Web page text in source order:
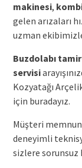
makinesi,
gelen arızaları
uzman
Buzdolabı
servisi
Kozyatağı
için buradayız.
Müşteri
deneyimli
sizlere sorunsuz